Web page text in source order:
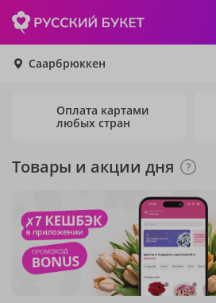
Саарбрюккен
Оплата картами
любых стран
Товары и акции дня